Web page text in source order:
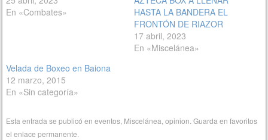
En «Combates»
HASTA LA BANDERA EL
FRONTÓN DE RIAZOR
17 abril, 2023
En «Miscelánea»
Velada de Boxeo en Baiona
12 marzo, 2015
En «Sin categoría»
Esta entrada se publicó eneventos Miscelánea ,opinion . Guarda en favoritos
elenlace permanente